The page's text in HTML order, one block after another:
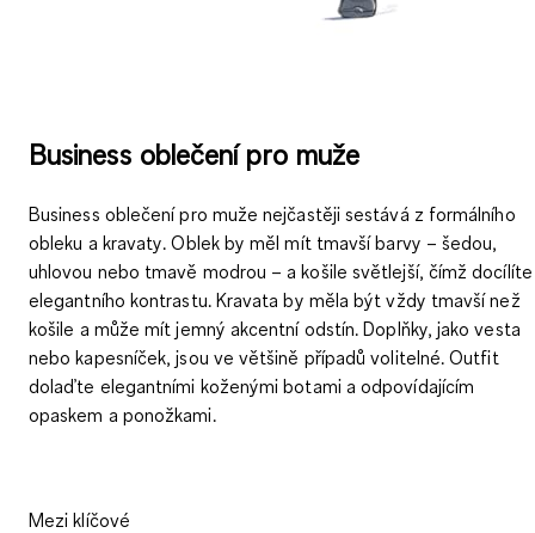
Business oblečení pro muže
Business oblečení pro muže nejčastěji sestává z formálního
obleku a kravaty. Oblek by měl mít tmavší barvy – šedou,
uhlovou nebo tmavě modrou – a košile světlejší, čímž docílíte
elegantního kontrastu. Kravata by měla být vždy tmavší než
košile a může mít jemný akcentní odstín. Doplňky, jako vesta
nebo kapesníček, jsou ve většině případů volitelné. Outfit
dolaďte elegantními koženými botamia odpovídajícím
opaskem a ponožkami.
Mezi klíčové